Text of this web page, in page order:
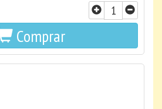
Comprar